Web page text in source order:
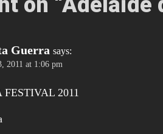
Guerra says:
2011 at 1:06 pm
FESTIVAL 2011